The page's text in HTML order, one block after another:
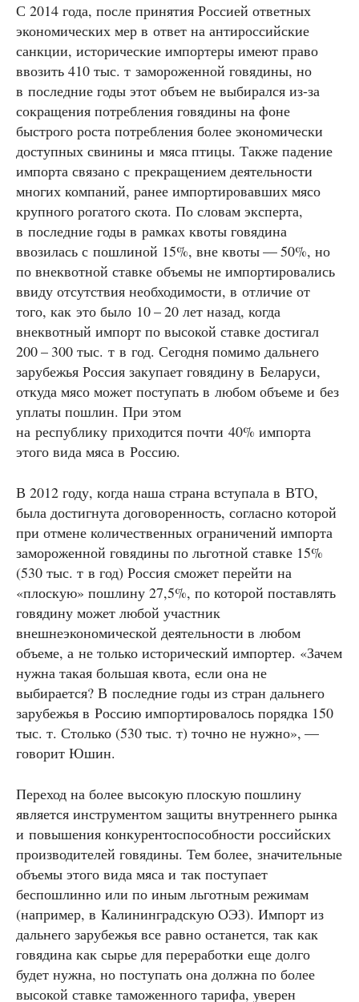
С 2014 года, после принятия Россией ответных
экономических мер в ответ на антироссийские
санкции, исторические импортеры имеют право
ввозить 410 тыс. т замороженной говядины, но
в последние годы этот объем не выбирался из-за
сокращения потребления говядины на фоне
быстрого роста потребления более экономически
доступных свинины и мяса птицы. Также падение
импорта связано с прекращением деятельности
многих компаний, ранее импортировавших мясо
крупного рогатого скота. По словам эксперта,
в последние годы в рамках квоты говядина
ввозилась с пошлиной 15%, вне квоты — 50%, но
по внеквотной ставке объемы не импортировались
ввиду отсутствия необходимости, в отличие от
того, как это было 10 – 20 лет назад, когда
внеквотный импорт по высокой ставке достигал
200 – 300 тыс. т в год. Сегодня помимо дальнего
зарубежья Россия закупает говядину в Беларуси,
откуда мясо может поступать в любом объеме и без
уплаты пошлин. При этом
на республику приходится почти 40% импорта
этого вида мяса в Россию.
В 2012 году, когда наша страна вступала в ВТО,
была достигнута договоренность, согласно которой
при отмене количественных ограничений импорта
замороженной говядины по льготной ставке 15%
(530 тыс. т в год) Россия сможет перейти на
«плоскую» пошлину 27,5%, по которой поставлять
говядину может любой участник
внешнеэкономической деятельности в любом
объеме, а не только исторический импортер. «Зачем
нужна такая большая квота, если она не
выбирается? В последние годы из стран дальнего
зарубежья в Россию импортировалось порядка 150
тыс. т. Столько (530 тыс. т) точно не нужно», —
говорит Юшин.
Переход на более высокую плоскую пошлину
является инструментом защиты внутреннего рынка
и повышения конкурентоспособности российских
производителей говядины. Тем более, значительные
объемы этого вида мяса и так поступает
беспошлинно или по иным льготным режимам
(например, в Калининградскую ОЭЗ). Импорт из
дальнего зарубежья все равно останется, так как
говядина как сырье для переработки еще долго
будет нужна, но поступать она должна по более
высокой ставке таможенного тарифа, уверен